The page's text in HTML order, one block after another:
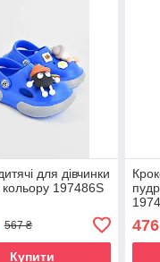
для дівчинки
кольору 197486S
567 ₴
Купити
476